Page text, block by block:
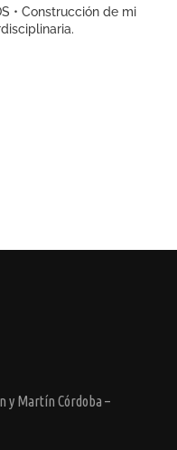
• Construcción de mi
y Martín Córdoba –